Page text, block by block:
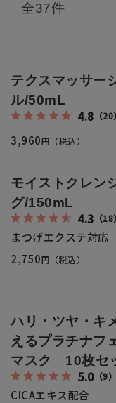
全37件
テクスマッサー
ル/50mL
4.8 （20）
3,960円（税込）
モイストクレン
グ/150mL
4.3 （18）
まつげエクステ対応
2,750円（税込）
ハリ・ツヤ・キ
えるプラチナフ
マスク 10枚セ
5.0（9）
CICAエキス配合